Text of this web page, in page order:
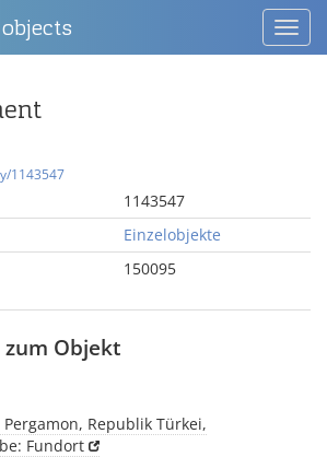
1143547
1143547
Einzelobjekte
150095
Objekt
Pergamon, Republik Türkei,
Fundort